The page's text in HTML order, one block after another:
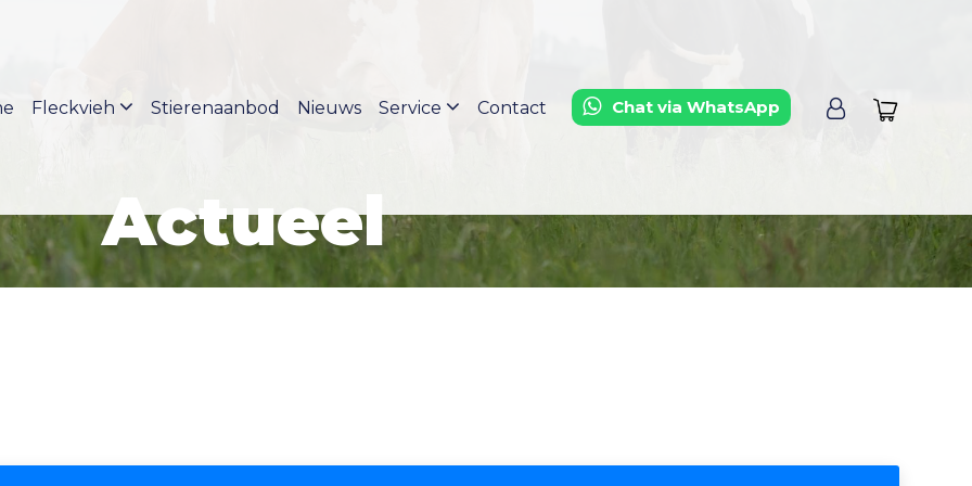
Fleckvieh Stierenaanbod Nieuws Service Contact Chat via WhatsApp
Actueel